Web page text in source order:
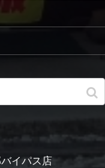
イパス店